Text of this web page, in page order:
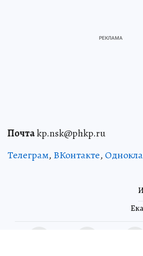
Почтаkp.nsk@phkp.ru
Телеграм, ВКонтакте,